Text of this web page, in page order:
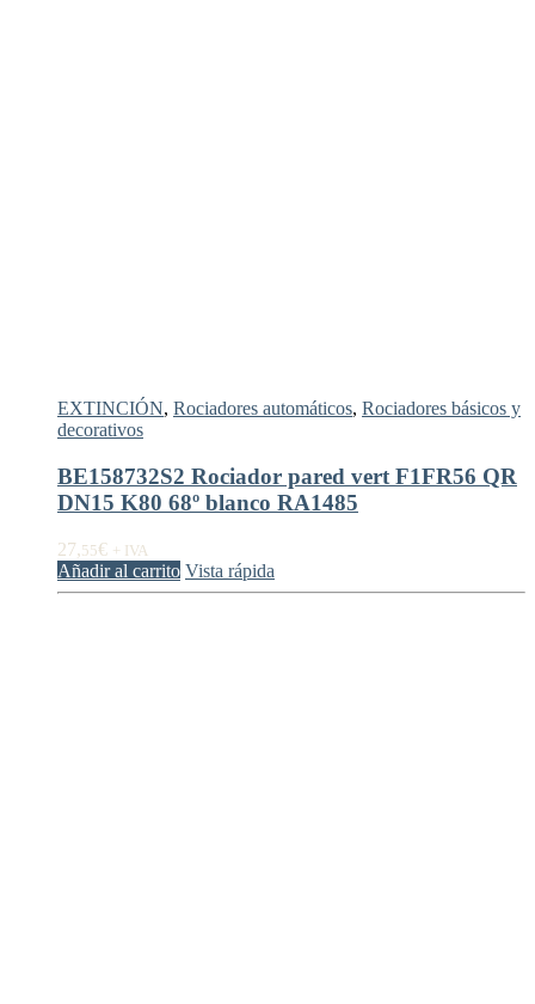
EXTINCIÓN, Rociadores automáticos, Rociadores básicos y
decorativos
BE158732S2 Rociador pared vert F1FR56 QR
DN15 K80 68º blanco RA1485
27,55€ + IVA
Añadir al carrito Vista rápida